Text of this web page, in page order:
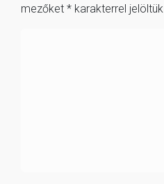
mezőket * karakterrel jelöltük